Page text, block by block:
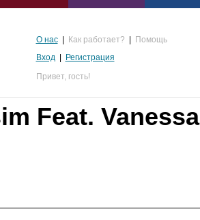
О нас Как работает?
Помощь
Вход
Регистрация
Привет, гость!
Feat. Vanessa